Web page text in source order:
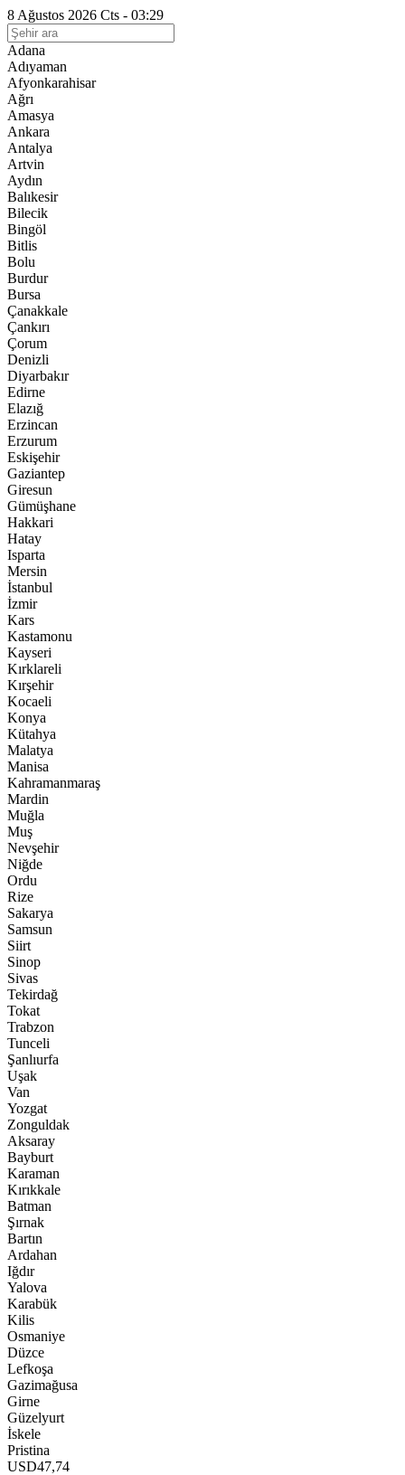
8 Ağustos 2026 Cts - 03:29
Adana
Adıyaman
Afyonkarahisar
Ağrı
Amasya
Ankara
Antalya
Artvin
Aydın
Balıkesir
Bilecik
Bingöl
Bitlis
Bolu
Burdur
Bursa
Çanakkale
Çankırı
Çorum
Denizli
Diyarbakır
Edirne
Elazığ
Erzincan
Erzurum
Eskişehir
Gaziantep
Giresun
Gümüşhane
Hakkari
Hatay
Isparta
Mersin
İstanbul
İzmir
Kars
Kastamonu
Kayseri
Kırklareli
Kırşehir
Kocaeli
Konya
Kütahya
Malatya
Manisa
Kahramanmaraş
Mardin
Muğla
Muş
Nevşehir
Niğde
Ordu
Rize
Sakarya
Samsun
Siirt
Sinop
Sivas
Tekirdağ
Tokat
Trabzon
Tunceli
Şanlıurfa
Uşak
Van
Yozgat
Zonguldak
Aksaray
Bayburt
Karaman
Kırıkkale
Batman
Şırnak
Bartın
Ardahan
Iğdır
Yalova
Karabük
Kilis
Osmaniye
Düzce
Lefkoşa
Gazimağusa
Girne
Güzelyurt
İskele
Pristina
USD47,74